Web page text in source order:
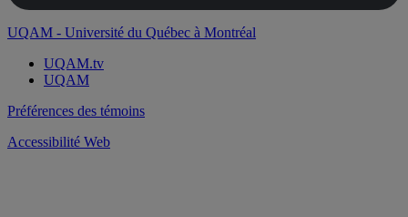
UQAM - Université du Québec à Montréal
UQAM.tv
UQAM
Préférences des témoins
Accessibilité Web